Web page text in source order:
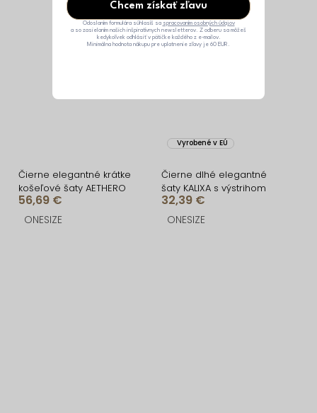
Čierne elegantné krátke
košeľové šaty AETHERO
56,69 €
ONESIZE
Vyrobené v EÚ
Čierne dlhé elegantné
šaty KALIXA s výstrihom
32,39 €
ONESIZE
Chcem získať zľavu
Odoslaním formulára súhlasíš sa spracovaním osobných údajov
a so zasielaním našich inšpiratívnych newsletterov. Z odberu sa môžeš
kedykoľvek odhlásiť v pätičke každého z e-mailov.
Minimálna hodnota nákupu pre uplatnenie zľavy je 60 EUR.